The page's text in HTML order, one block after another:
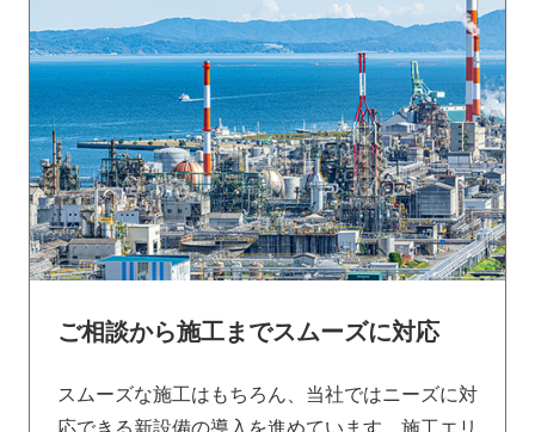
ご相談から施工までスムーズに対応
スムーズな施工はもちろん、当社ではニーズに対